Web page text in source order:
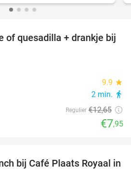
37%
of quesadilla + drankje bij
9.9 star
2 min. directions_walk
Regulier €12,65
€7,95
36%
bij Café Plaats Royaal in